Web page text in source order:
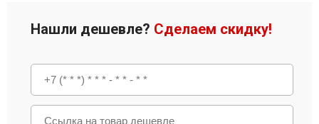
Нашли дешевле? Сделаем скидку!